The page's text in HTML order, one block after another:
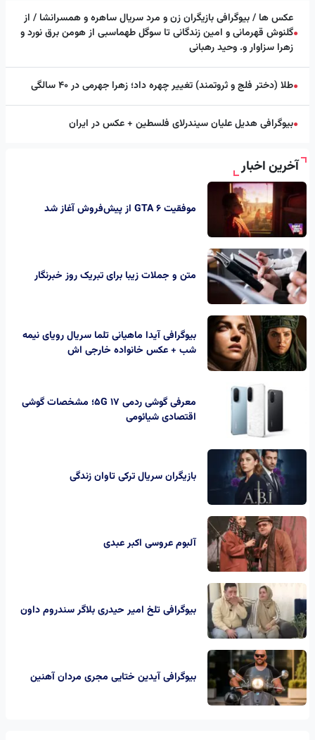
●
عکس ها / بیوگرافی بازیگران زن و مرد سریال ساهره و همسرانشا / از
گلنوش قهرمانی و امین زندگانی تا سوگل طهماسبی از هومن برق نورد و
زهرا سزاوار و. وحید رهبانی
●طلا (دختر فلج و ثروتمند) تغییر چهره داد؛ زهرا جهرمی در ۴۰ سالگی
●بیوگرافی هدیل علیان سیندرلای فلسطین + عکس در ایران
آخرین اخبار
موفقیت GTA 6 از پیش‌فروش آغاز شد
متن و جملات زیبا برای تبریک روز خبرنگار
بیوگرافی آیدا ماهیانی تلما سریال رویای نیمه
شب + عکس خانواده خارجی اش
معرفی گوشی ردمی 17 5G؛ مشخصات گوشی
اقتصادی شیائومی
بازیگران سریال ترکی تاوان زندگی
آلبوم عروسی اکبر عبدی
بیوگرافی تلخ امیر حیدری بلاگر سندروم داون
بیوگرافی آیدین ختایی مجری مردان آهنین